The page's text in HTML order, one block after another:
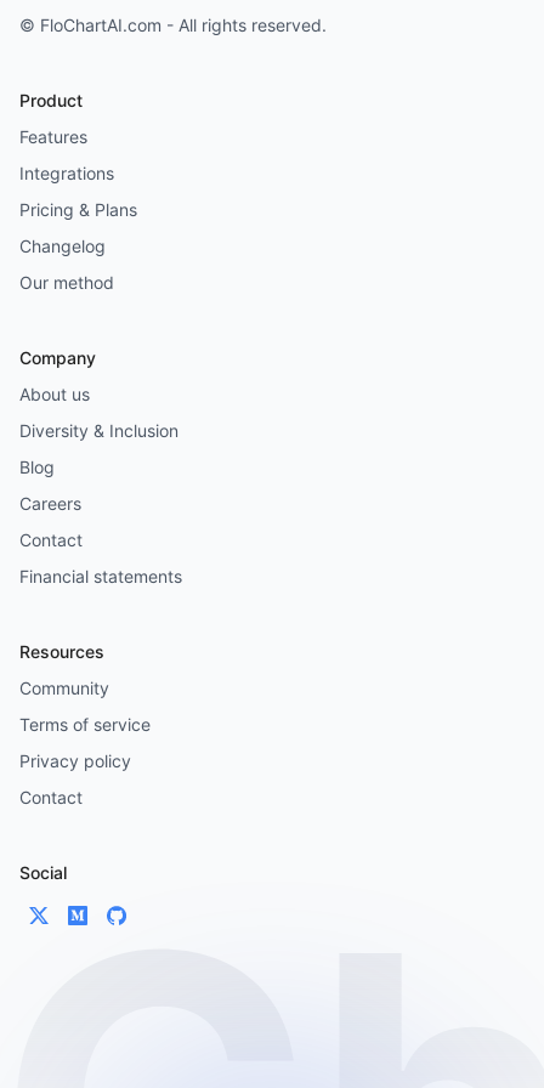
© FloChartAI.com - All rights reserved.
Product
Features
Integrations
Pricing & Plans
Changelog
Our method
Company
About us
Diversity & Inclusion
Blog
Careers
Contact
Financial statements
Resources
Community
Terms of service
Privacy policy
Contact
Social